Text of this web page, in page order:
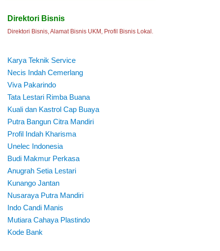
Direktori Bisnis
Direktori Bisnis, Alamat Bisnis UKM, Profil Bisnis Lokal.
Karya Teknik Service
Necis Indah Cemerlang
Viva Pakarindo
Tata Lestari Rimba Buana
Kuali dan Kastrol Cap Buaya
Putra Bangun Citra Mandiri
Profil Indah Kharisma
Unelec Indonesia
Budi Makmur Perkasa
Anugrah Setia Lestari
Kunango Jantan
Nusaraya Putra Mandiri
Indo Candi Manis
Mutiara Cahaya Plastindo
Kode Bank